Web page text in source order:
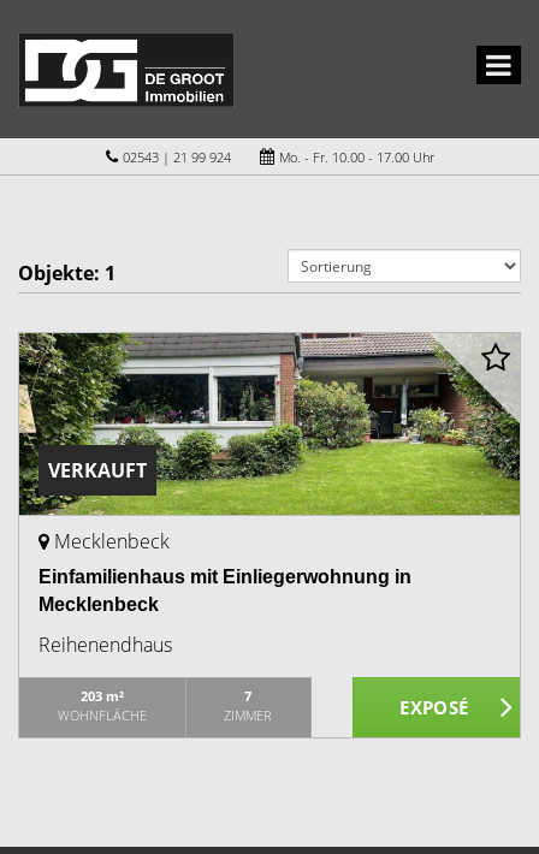
02543 | 21 99 924 Mo. - Fr. 10.00 - 17.00 Uhr
Objekte: 1
VERKAUFT
Mecklenbeck
Einfamilienhaus mit Einliegerwohnung in
Mecklenbeck
Reihenendhaus
203 m²
WOHNFLÄCHE
7
ZIMMER